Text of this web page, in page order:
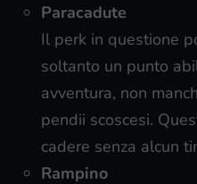
Paracadute
Il perk in questione
soltanto un punto
avventura, non
pendii scoscesi.
cadere senza alcun
Rampino